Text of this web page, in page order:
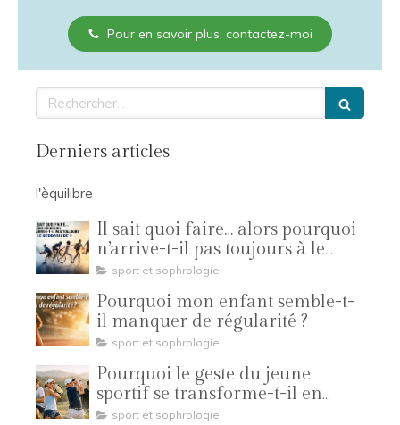
Pour en savoir plus, contactez-moi
Rechercher
Derniers articles
l'èquilibre
Il sait quoi faire… alors pourquoi
n’arrive-t-il pas toujours à le
reproduire ?
sport et sophrologie
Pourquoi mon enfant semble-t-
il manquer de régularité ?
sport et sophrologie
Pourquoi le geste du jeune
sportif se transforme-t-il en
compétition ?
sport et sophrologie